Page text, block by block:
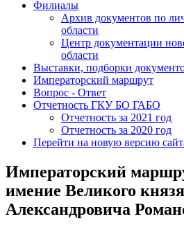
Филиалы
Архив документов по
области
Центр документации
области
Выставки, подборки
Императорский маршрут
Вопрос - Ответ
Отчетность ГКУ БО ГАБО
Отчетность за 2021 год
Отчетность за 2020 год
Перейти на новую версию
Императорский
имение Великого
Александровича